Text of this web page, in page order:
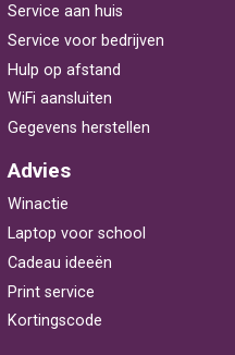
Service aan huis
Service voor bedrijven
Hulp op afstand
WiFi aansluiten
Gegevens herstellen
Advies
Winactie
Laptop voor school
Cadeau ideeën
Print service
Kortingscode